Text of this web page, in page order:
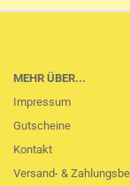
MEHR ÜBER...
Impressum
Gutscheine
Kontakt
Versand- &